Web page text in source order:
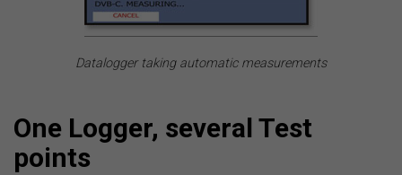
Datalogger taking automatic measurements
One Logger, several Test
points